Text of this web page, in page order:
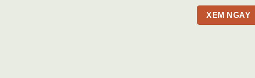
XEM NGAY